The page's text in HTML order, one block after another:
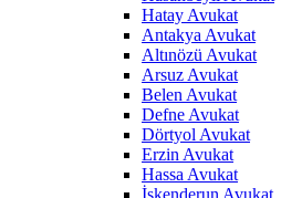
Hatay Avukat
Antakya Avukat
Altınözü Avukat
Arsuz Avukat
Belen Avukat
Defne Avukat
Dörtyol Avukat
Erzin Avukat
Hassa Avukat
İskenderun Avukat